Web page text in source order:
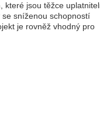
které jsou těžce
sníženou schopností
je rovněž vhodný pro